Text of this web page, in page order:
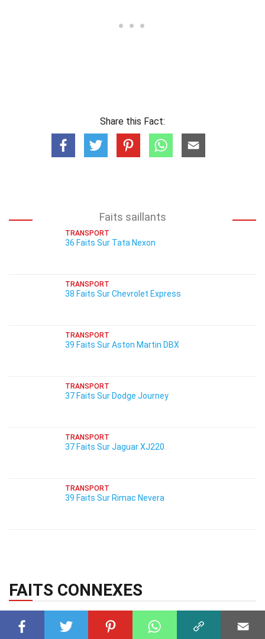
Share this Fact:
Faits saillants
TRANSPORT
36 Faits Sur Tata Nexon
TRANSPORT
38 Faits Sur Chevrolet Express
TRANSPORT
39 Faits Sur Aston Martin DBX
TRANSPORT
37 Faits Sur Dodge Journey
TRANSPORT
37 Faits Sur Jaguar XJ220
TRANSPORT
39 Faits Sur Rimac Nevera
FAITS CONNEXES